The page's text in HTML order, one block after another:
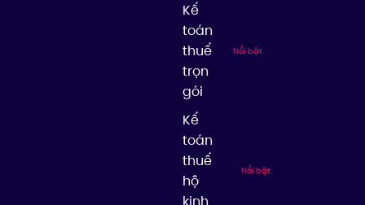
Kế
toán
thuế
trọn
gói
Nổi bật
Kế
toán
thuế
hộ
Nổi bật